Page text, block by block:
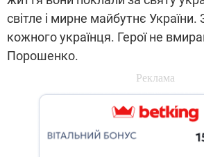
світле і мирне майбутнє
кожного українця. Герої не
Порошенко.